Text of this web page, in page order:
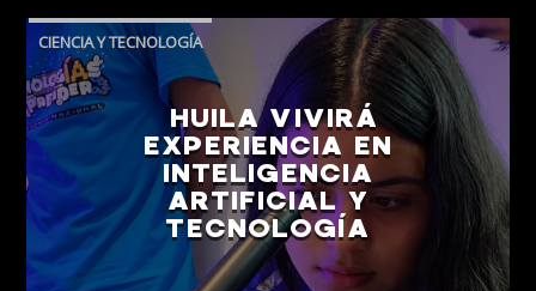
CIENCIA Y TECNOLOGÍA
HUILA VIVIRÁ
EXPERIENCIA EN
INTELIGENCIA
ARTIFICIAL Y
TECNOLOGÍA